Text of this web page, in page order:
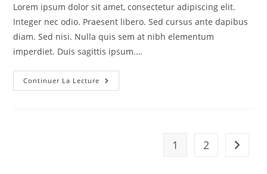
publication :
Lorem ipsum dolor sit amet, consectetur adipiscing elit.
Integer nec odio. Praesent libero. Sed cursus ante dapibus
diam. Sed nisi. Nulla quis sem at nibh elementum
imperdiet. Duis sagittis ipsum.…
Continuer La Lecture Neque
Adipiscing
1 2 Aller à